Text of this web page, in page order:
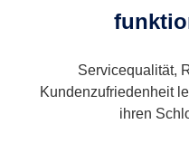
Servicequalität,
Kundenzufriedenheit
ihren